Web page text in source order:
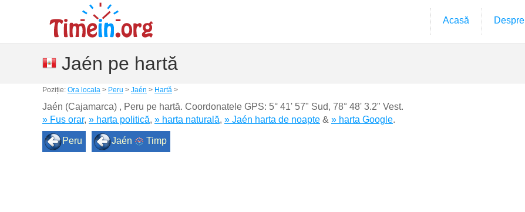
Acasă Despre
Jaén pe hartă
Poziție: Ora locala > Peru > Jaén > Hartă >
Jaén (Cajamarca) , Peru pe hartă. Coordonatele GPS: 5° 41' 57" Sud, 78° 48' 3.2" Vest.
» Fus orar, » harta politică, » harta naturală, » Jaén harta de noapte & » harta Google.
Peru Jaén Timp